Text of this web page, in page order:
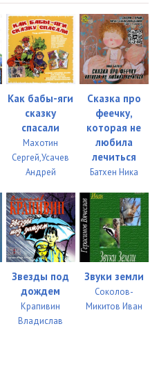
Как бабы-яги
сказку
спасали
Махотин
Сергей,Усачев
Андрей
Сказка про
феечку,
которая не
любила
лечиться
Батхен Ника
Звезды под
дождем
Крапивин
Владислав
Звуки земли
Соколов-
Микитов Иван